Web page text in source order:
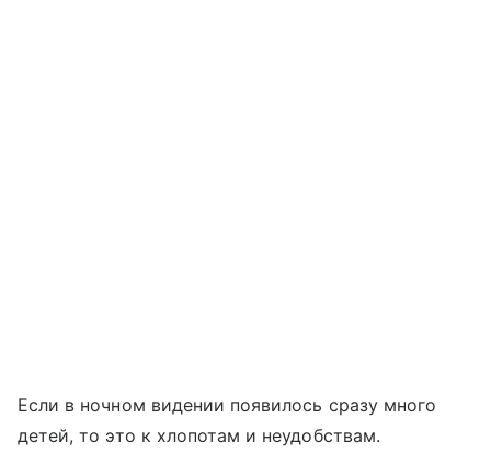
Если в ночном видении появилось сразу много
детей, то это к хлопотам и неудобствам.